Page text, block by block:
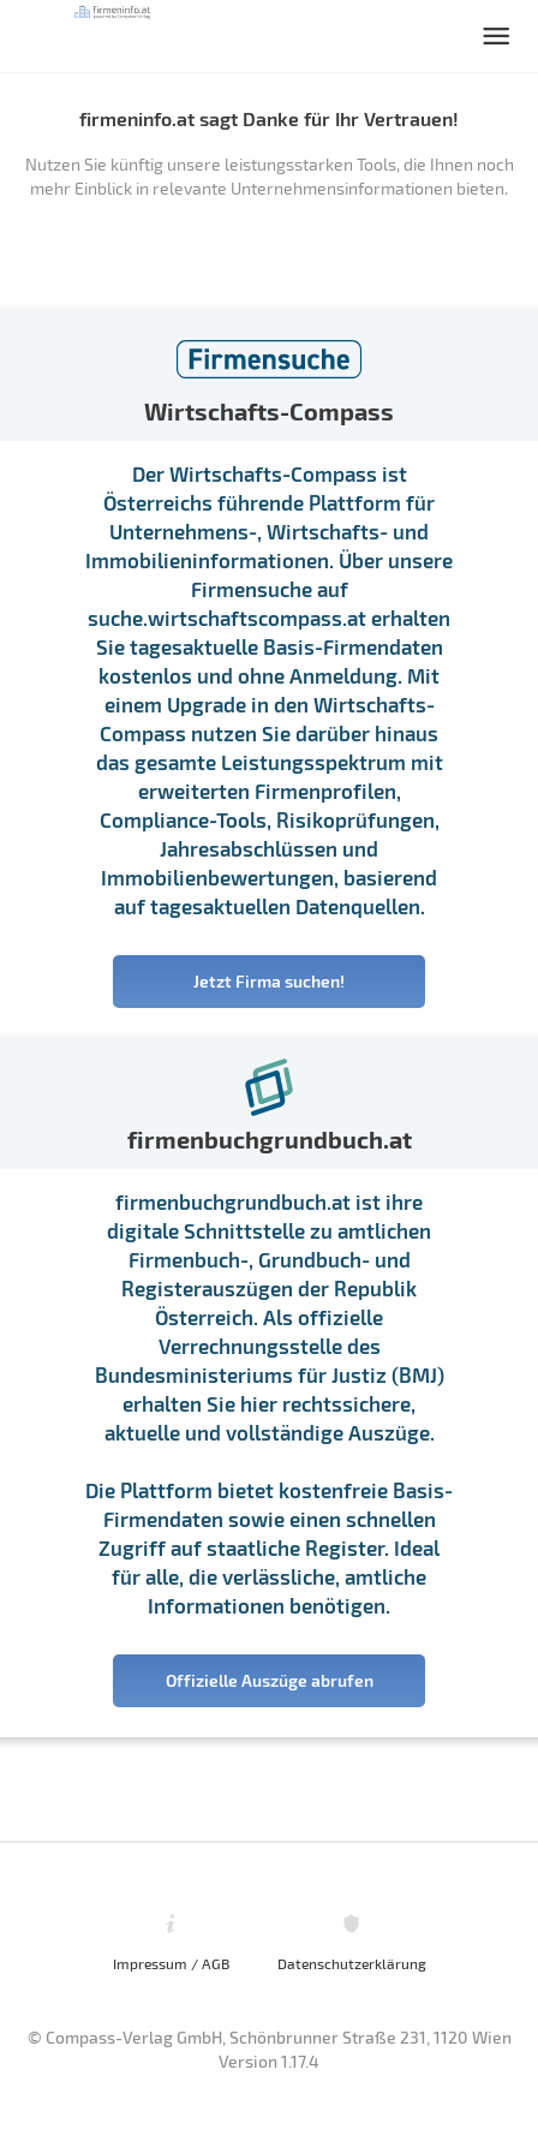
firmeninfo.at sagt Danke für Ihr Vertrauen!
Nutzen Sie künftig unsere leistungsstarken Tools, die Ihnen noch
mehr Einblick in relevante Unternehmensinformationen bieten.
Wirtschafts-Compass
Der Wirtschafts-Compass ist
Österreichs führende Plattform für
Unternehmens-, Wirtschafts- und
Immobilieninformationen. Über unsere
Firmensuche auf
suche.wirtschaftscompass.at erhalten
Sie tagesaktuelle Basis-Firmendaten
kostenlos und ohne Anmeldung. Mit
einem Upgrade in den Wirtschafts-
Compass nutzen Sie darüber hinaus
das gesamte Leistungsspektrum mit
erweiterten Firmenprofilen,
Compliance-Tools, Risikoprüfungen,
Jahresabschlüssen und
Immobilienbewertungen, basierend
auf tagesaktuellen Datenquellen.
Jetzt Firma suchen!
firmenbuchgrundbuch.at
firmenbuchgrundbuch.at ist ihre
digitale Schnittstelle zu amtlichen
Firmenbuch-, Grundbuch- und
Registerauszügen der Republik
Österreich. Als offizielle
Verrechnungsstelle des
Bundesministeriums für Justiz (BMJ)
erhalten Sie hier rechtssichere,
aktuelle und vollständige Auszüge.
Die Plattform bietet kostenfreie Basis-
Firmendaten sowie einen schnellen
Zugriff auf staatliche Register. Ideal
für alle, die verlässliche, amtliche
Informationen benötigen.
Offizielle Auszüge abrufen
Impressum / AGB Datenschutzerklärung
© Compass-Verlag GmbH, Schönbrunner Straße 231, 1120 Wien
Version 1.17.4